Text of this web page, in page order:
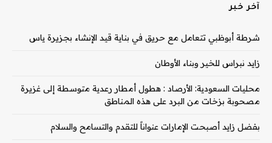
آخر خبر
شرطة أبوظبي تتعامل مع حريق في بناية قيد الإنشاء بجزيرة ياس
زايد نبراس للخير وبناء الأوطان
محليات السعودية: الأرصاد : هطول أمطار رعدية متوسطة إلى غزيرة
مصحوبة بزخات من البرد على هذه المناطق
بفضل زايد أصبحت الإمارات عنواناً للتقدم والتسامح والسلام